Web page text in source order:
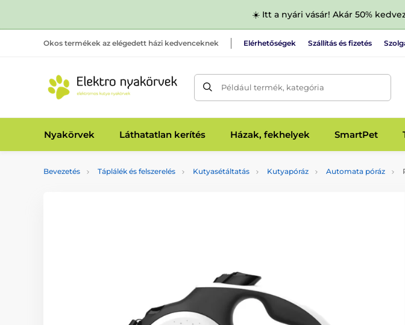
☀️ Itt a nyári vásár! Akár 50%
Okos termékek az elégedett házi kedvenceknek Elérhetőségek Szállítás és fizetés
Például termék, kategória
Nyakörvek Láthatatlan kerítés Házak, fekhelyek SmartPet
Bevezetés Táplálék és felszerelés Kutyasétáltatás Kutyapóráz Automata póráz